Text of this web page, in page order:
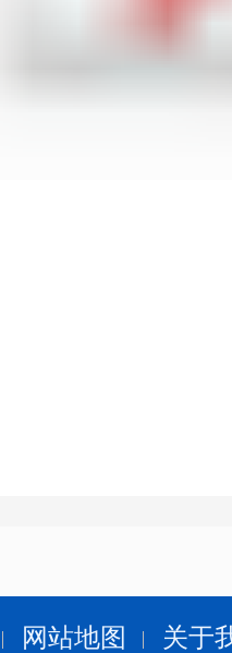
网站地图
关于